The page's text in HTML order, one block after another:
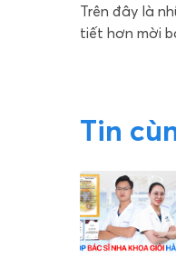
Trên đây là
tiết hơn mời
Tin